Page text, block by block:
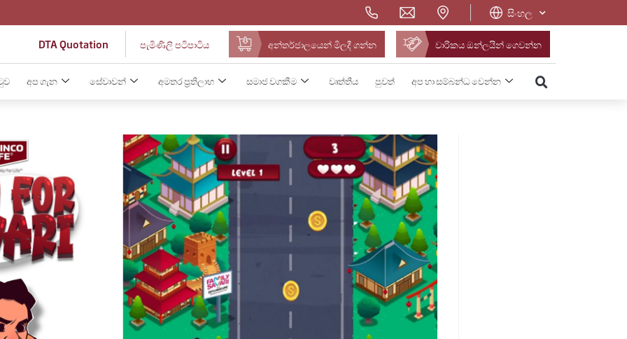
සිංහල
DTA Quotation පැමිණිලි පටිපාටිය අන්තර්ජාලයෙන් මිලදී ගන්න වාරිකය ඔන්ලයින් ගෙවන්න
අප ගැන සේවාවන් අමතර ප්‍රතිලාභ සමාජ වගකීම වෘත්තීය පුවත් අප හා සම්බන්ධ වෙන්න